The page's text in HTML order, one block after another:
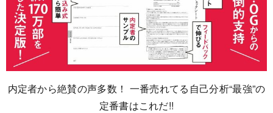
内定者から絶賛の声多数！ 一番売れてる自己分析“最強”の
定番書はこれだ!!